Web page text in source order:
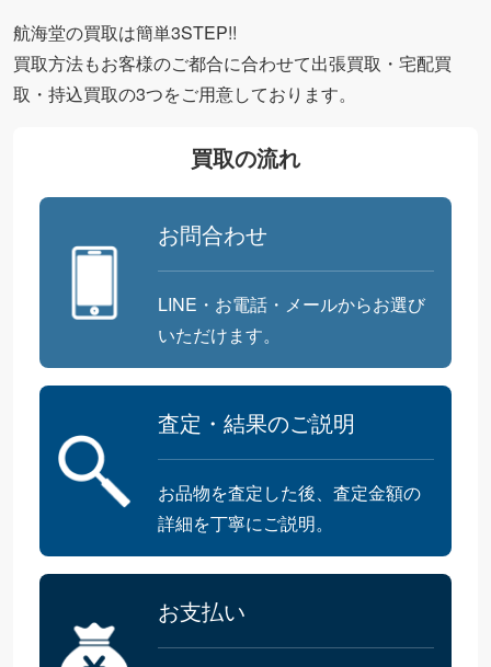
航海堂の買取は簡単3STEP!!
買取方法もお客様のご都合に合わせて出張買取・宅配買
取・持込買取の3つをご用意しております。
買取の流れ
お問合わせ
LINE・お電話・メールからお選び
いただけます。
査定・結果のご説明
お品物を査定した後、査定金額の
詳細を丁寧にご説明。
お支払い